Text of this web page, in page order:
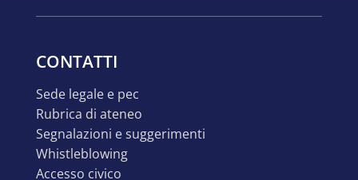
CONTATTI
sede legale e pec
rubrica di ateneo
segnalazioni e suggerimenti
whistleblowing
accesso civico